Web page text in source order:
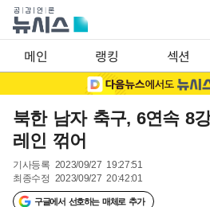
메인 랭킹 섹션
북한 남자 축구, 6연속 8
레인 꺾어
기사등록 2023/09/27 19:27:51
최종수정 2023/09/27 20:42:01
구글에서 선호하는 매체로 추가